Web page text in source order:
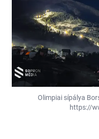
Olimpiai sípálya
https://